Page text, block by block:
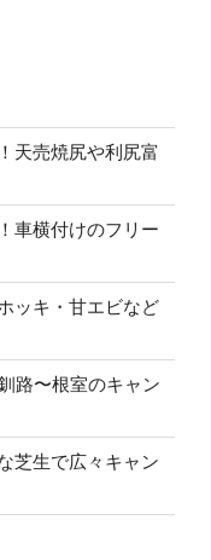
天売焼尻や利尻富
車横付けのフリー
ッキ・甘エビなど
路〜根室のキャン
芝生で広々キャン